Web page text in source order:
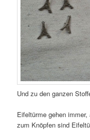
Und zu den ganzen
Eifeltürme gehen
zum Knöpfen sind